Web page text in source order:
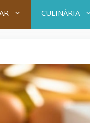
CULINÁRIA